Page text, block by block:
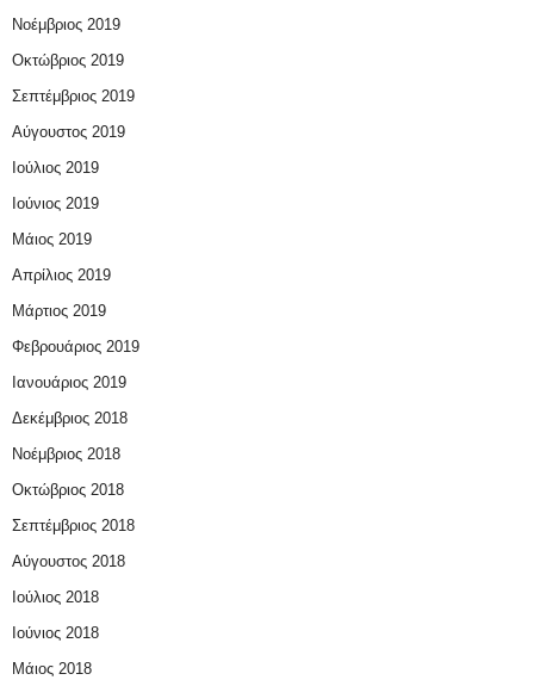
Νοέμβριος 2019
Οκτώβριος 2019
Σεπτέμβριος 2019
Αύγουστος 2019
Ιούλιος 2019
Ιούνιος 2019
Μάιος 2019
Απρίλιος 2019
Μάρτιος 2019
Φεβρουάριος 2019
Ιανουάριος 2019
Δεκέμβριος 2018
Νοέμβριος 2018
Οκτώβριος 2018
Σεπτέμβριος 2018
Αύγουστος 2018
Ιούλιος 2018
Ιούνιος 2018
Μάιος 2018